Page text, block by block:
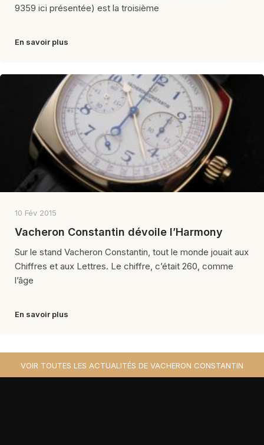
9359 ici présentée) est la troisième
En savoir plus
10 Fév 2015
Vacheron Constantin dévoile l’Harmony
Sur le stand Vacheron Constantin, tout le monde jouait aux
Chiffres et aux Lettres. Le chiffre, c’était 260, comme
l’âge
En savoir plus
VOIR TOUTES LES ACTUALITÉS DE VACHERON CONSTANTIN